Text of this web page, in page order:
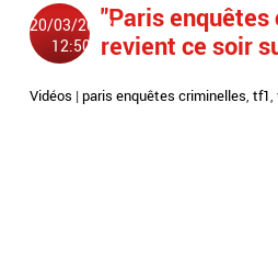
20/03/2008
12:50
"Paris
revient ce soir
Vidéos |paris enquêtes criminelles,tf1,